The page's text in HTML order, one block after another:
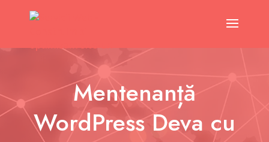
Mentenanță
WordPress Deva cu